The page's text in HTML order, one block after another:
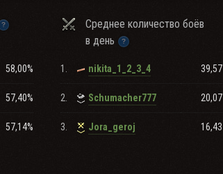
Среднее количество боёв
в день
58,00%
57,40%
57,14%
1. nikita_1_2_3_4 39,57
2. Schumacher777 20,07
3. Jora_geroj 16,43